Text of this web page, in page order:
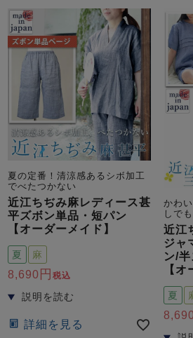
春 夏
ボーイズパジ
売れ筋ランキング
- Item Ranking -
すべての生地一覧はこ
売れ筋ランキング
- Item Ranking -
目的別でさがす一覧はこ
パジャマ
前開き
作務衣
上着単品
ズボン単品
ガールズ長袖
夏の定番！清涼感あるシボ加工
でべたつかない
近江ちぢみ麻レディース甚
平ズボン単品・短パン
【オーダーメイド】
夏 麻
8,690 税込
詳細を見る
かわ
しで
近江
ジャ
ン/
【オ
夏
8,690